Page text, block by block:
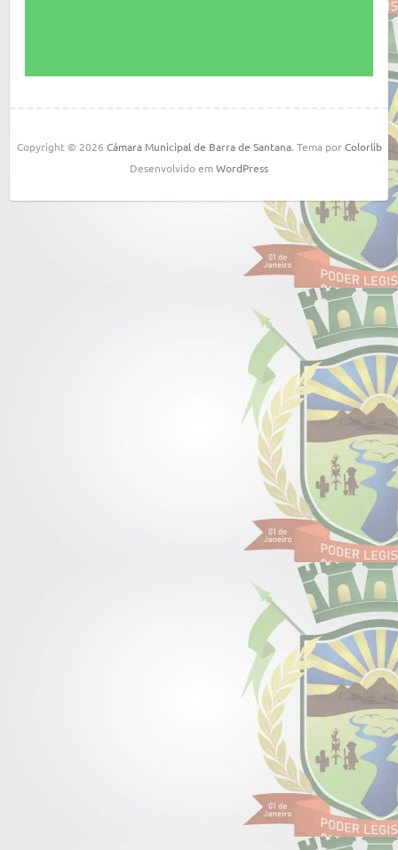
Copyright © 2026 Câmara Municipal de Barra de Santana. Tema porColorlib
Desenvolvido emWordPress